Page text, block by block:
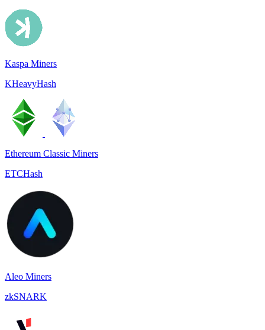
Kaspa Miners
KHeavyHash
Ethereum Classic Miners
ETCHash
Aleo Miners
zkSNARK